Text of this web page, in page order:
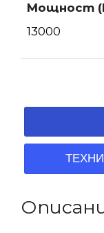
Мощност
13000